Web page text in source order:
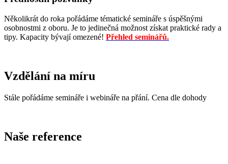
Několikrát do roka pořádáme tématické semináře s úspěšnými
osobnostmi z oboru. Je to jedinečná možnost získat praktické rady a
tipy. Kapacity bývají omezené! Přehled seminářů.
Vzdělání na míru
Stále pořádáme semináře i webináře na přání. Cena dle dohody
Naše reference